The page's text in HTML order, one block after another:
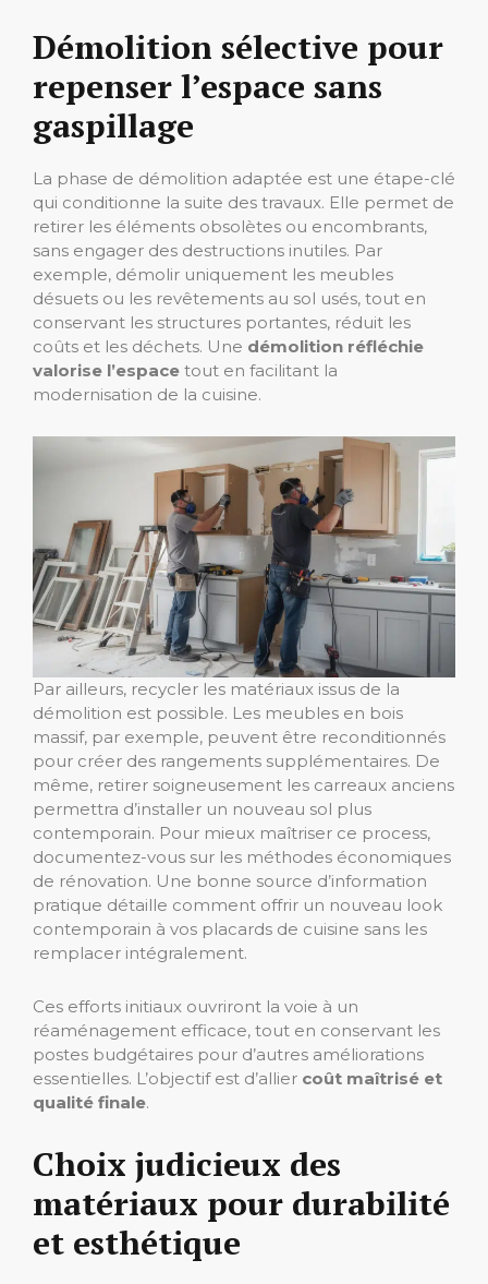
Démolition sélective pour
repenser l’espace sans
gaspillage
La phase de démolition adaptée est une étape-clé
qui conditionne la suite des travaux. Elle permet de
retirer les éléments obsolètes ou encombrants,
sans engager des destructions inutiles. Par
exemple, démolir uniquement les meubles
désuets ou les revêtements au sol usés, tout en
conservant les structures portantes, réduit les
coûts et les déchets. Une démolition réfléchie
valorise l’espace tout en facilitant la
modernisation de la cuisine.
Par ailleurs, recycler les matériaux issus de la
démolition est possible. Les meubles en bois
massif, par exemple, peuvent être reconditionnés
pour créer des rangements supplémentaires. De
même, retirer soigneusement les carreaux anciens
permettra d’installer un nouveau sol plus
contemporain. Pour mieux maîtriser ce process,
documentez-vous sur les méthodes économiques
de rénovation. Une bonne source d’information
pratique détaille comment offrir un nouveau look
contemporain à vos placards de cuisine sans les
remplacer intégralement.
Ces efforts initiaux ouvriront la voie à un
réaménagement efficace, tout en conservant les
postes budgétaires pour d’autres améliorations
essentielles. L’objectif est d’allier coût maîtrisé et
qualité finale.
Choix judicieux des
matériaux pour durabilité
et esthétique